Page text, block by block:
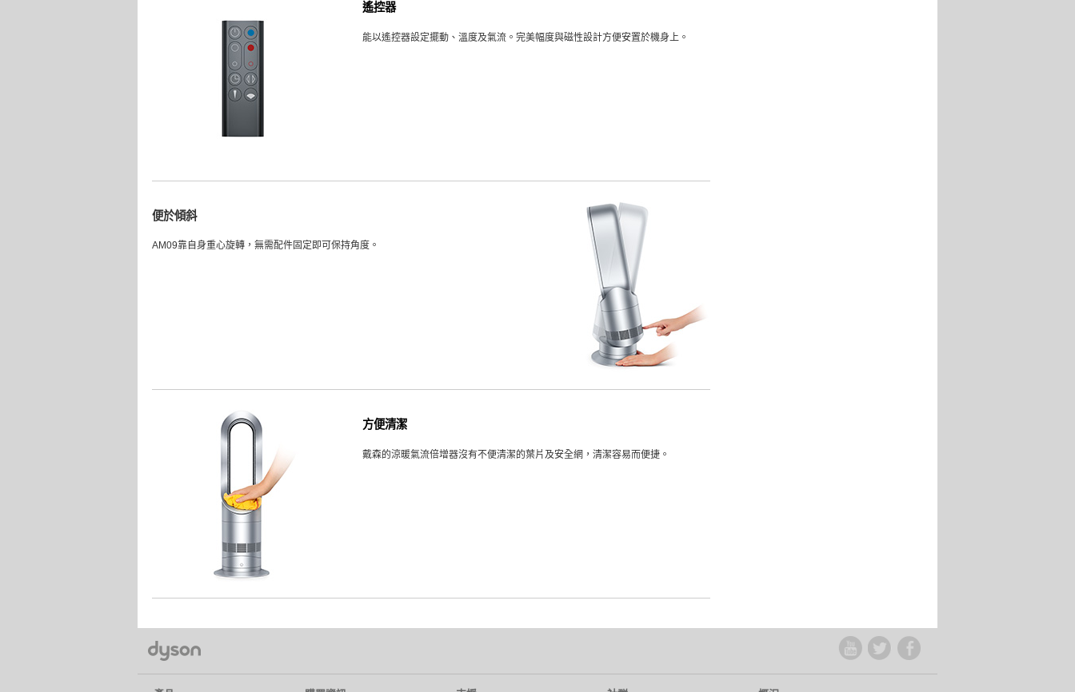
遙控器
能以遙控器設定擺動、溫度及氣流。完美幅度與磁性設計方便安置於機身上。
便於傾斜
AM09靠自身重心旋轉，無需配件固定即可保持角度。
方便清潔
戴森的涼暖氣流倍增器沒有不便清潔的葉片及安全網，清潔容易而便捷。